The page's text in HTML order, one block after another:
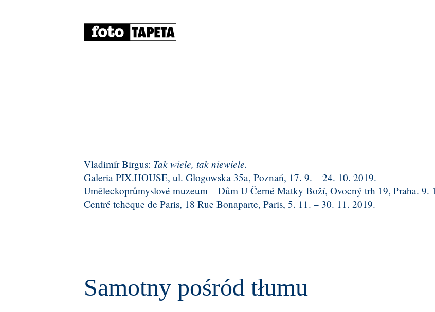
Vladimír Birgus: Tak wiele, tak niewiele.
Galeria PIX.HOUSE, ul. Głogowska 35a, Poznań, 17. 9. – 24. 10. 2019. –
Uměleckoprůmyslové muzeum – Dům U Černé Matky Boží, Ovocný trh 19, Praha. 9.
Centré tchēque de Paris, 18 Rue Bonaparte, Paris, 5. 11. – 30. 11. 2019.
Samotny pośród tłumu